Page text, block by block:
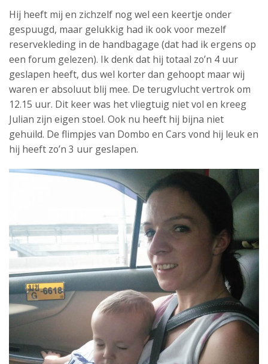
Hij heeft mij en zichzelf nog wel een keertje onder
gespuugd, maar gelukkig had ik ook voor mezelf
reservekleding in de handbagage (dat had ik ergens op
een forum gelezen). Ik denk dat hij totaal zo’n 4 uur
geslapen heeft, dus wel korter dan gehoopt maar wij
waren er absoluut blij mee. De terugvlucht vertrok om
12.15 uur. Dit keer was het vliegtuig niet vol en kreeg
Julian zijn eigen stoel. Ook nu heeft hij bijna niet
gehuild. De flimpjes van Dombo en Cars vond hij leuk en
hij heeft zo’n 3 uur geslapen.